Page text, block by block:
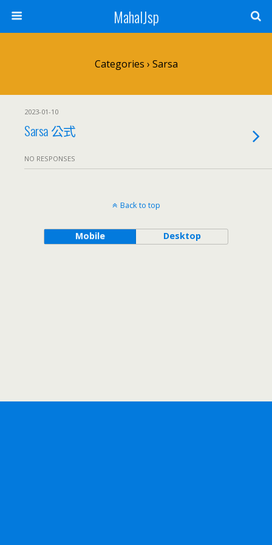
MahalJsp
Categories › Sarsa
2023-01-10
Sarsa 公式
NO RESPONSES
Back to top
Mobile Desktop